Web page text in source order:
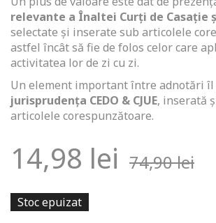
relevante a Înaltei Curți de Casație
selectate și inserate sub articolele
astfel încât să fie de folos celor care
activitatea lor de zi cu zi.
Un element important între adnotări
jurisprudența CEDO & CJUE, inserată
articolele corespunzătoare.
74,90lei
14,98 lei
Stoc epuizat